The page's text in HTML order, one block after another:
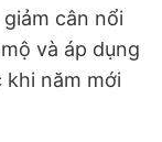
cân nổi
và áp dụng
năm mới